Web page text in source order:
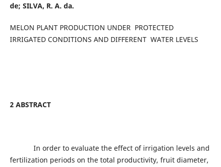
de; SILVA, R. A. da.
MELON PLANT PRODUCTION UNDER PROTECTED
IRRIGATED CONDITIONS AND DIFFERENT WATER LEVELS
2 ABSTRACT
In order to evaluate the effect of irrigation levels and
fertilization periods on the total productivity, fruit diameter,